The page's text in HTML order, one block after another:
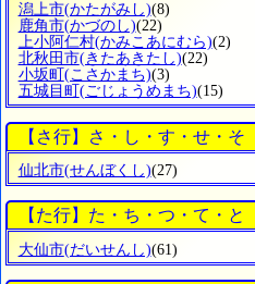
潟上市(かたがみし)(8)
鹿角市(かづのし)(22)
上小阿仁村(かみこあにむら)(2)
北秋田市(きたあきたし)(22)
小坂町 (こさかまち)(3)
五城目町 (ごじょうめまち)(15)
【さ行】さ・し・す・せ・そ
仙北市(せんぼくし)(27)
【た行】た・ち・つ・て・と
大仙市(だいせんし)(61)